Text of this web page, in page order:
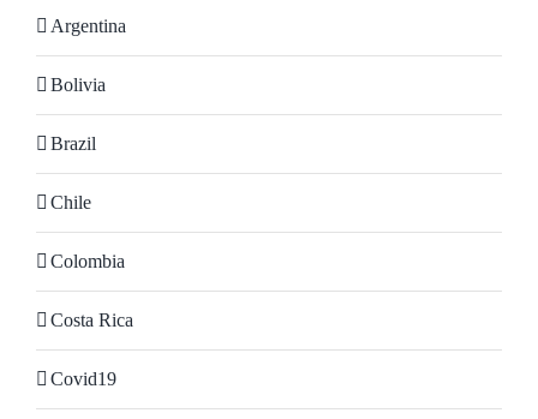
Argentina
Bolivia
Brazil
Chile
Colombia
Costa Rica
Covid19